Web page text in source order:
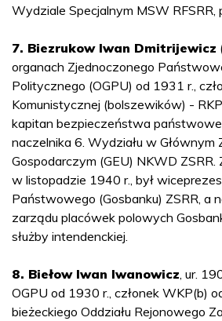
Wydziale Specjalnym MSW RFSRR,
7. Biezrukow Iwan Dmitrijewicz
organach Zjednoczonego
Politycznego (OGPU) od 1931 r.,
Komunistycznej (bolszewików) -
kapitan bezpieczeństwa
naczelnika 6. Wydziału w Głównym
Gospodarczym (GEU) NKWD
w listopadzie 1940 r., był
Państwowego (Gosbanku) ZSRR, a
zarządu placówek polowych
służby intendenckiej.
8. Biełow Iwan Iwanowicz , ur.
OGPU od 1930 r., członek WKP(b)
bieżeckiego Oddziału Rejonowego